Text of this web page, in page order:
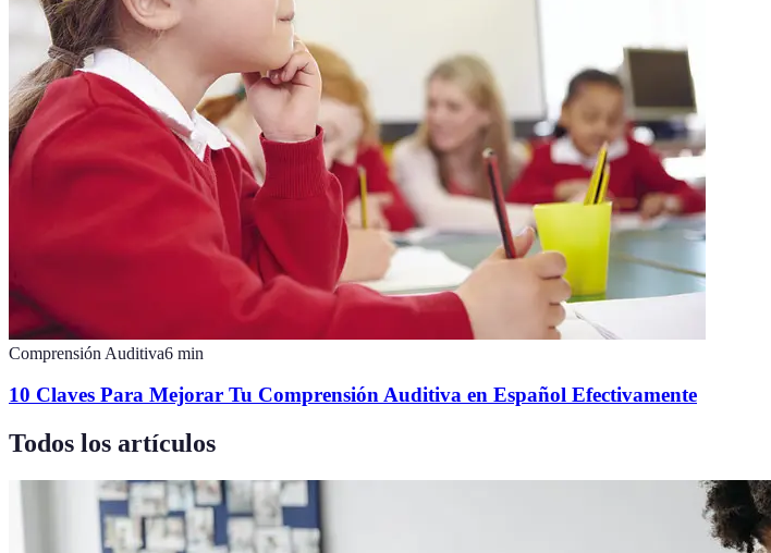
Comprensión Auditiva6 min
10 Claves Para Mejorar Tu Comprensión Auditiva en Español Efectivamente
Todos los artículos